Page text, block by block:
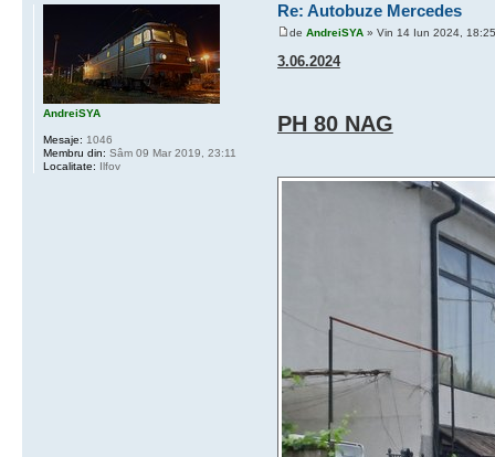
Re: Autobuze Mercedes
de AndreiSYA» Vin 14 Iun 2024, 18:25
3.06.2024
PH 80 NAG
AndreiSYA
Mesaje: 1046
Membru din: Sâm 09 Mar 2019, 23:11
Localitate: Ilfov